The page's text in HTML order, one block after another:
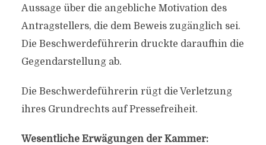
Aussage über die angebliche Motivation des
Antragstellers, die dem Beweis zugänglich sei.
Die Beschwerdeführerin druckte daraufhin die
Gegendarstellung ab.
Die Beschwerdeführerin rügt die Verletzung
ihres Grundrechts auf Pressefreiheit.
Wesentliche Erwägungen der Kammer: